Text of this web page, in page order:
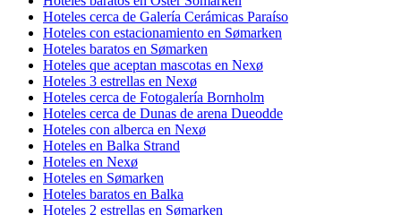
Hoteles cerca de Galería Cerámicas Paraíso
Hoteles con estacionamiento en Sømarken
Hoteles baratos en Sømarken
Hoteles que aceptan mascotas en Nexø
Hoteles 3 estrellas en Nexø
Hoteles cerca de Fotogalería Bornholm
Hoteles cerca de Dunas de arena Dueodde
Hoteles con alberca en Nexø
Hoteles en Balka Strand
Hoteles en Nexø
Hoteles en Sømarken
Hoteles baratos en Balka
Hoteles 2 estrellas en Sømarken